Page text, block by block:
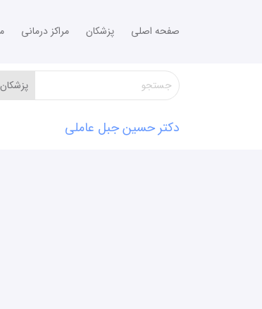
صفحه اصلی پزشکان مراکز درمانی
دکتر حسین جبل عاملی